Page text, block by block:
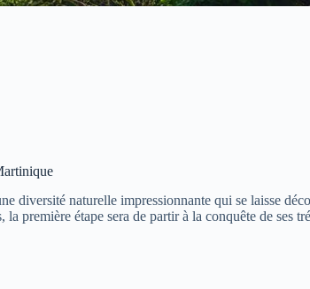
naturelle impressionnante qui se laisse
première étape sera de partir à la conquête de ses